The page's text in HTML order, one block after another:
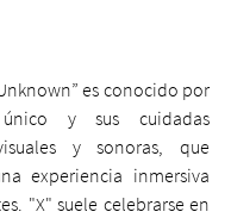
es conocido por
y sus cuidadas
y sonoras, que
experiencia inmersiva
"X" suele celebrarse en